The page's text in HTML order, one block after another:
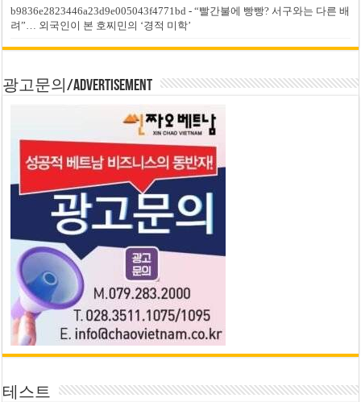
b9836e2823446a23d9e005043f4771bd -“빨간불에 빵빵? 서구와는 다른 배
려”… 외국인이 본 호찌민의 ‘경적 미학’
광고문의/Advertisement
테스트